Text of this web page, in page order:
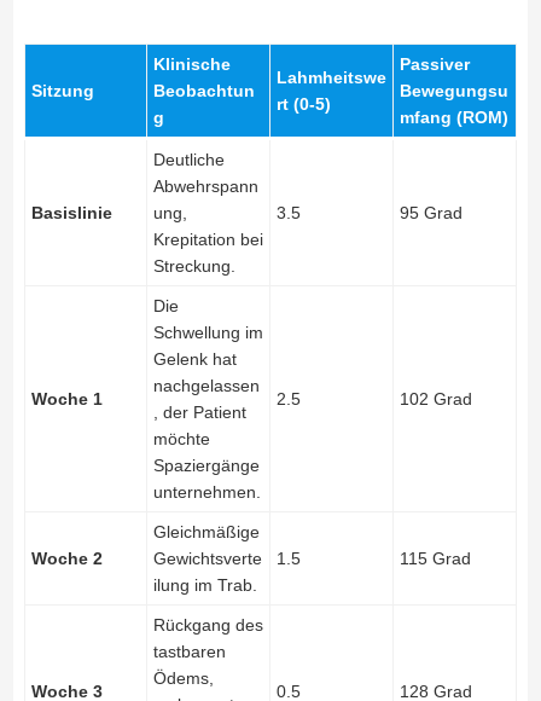
Sitzung
Klinische
Beobachtun
g
Lahmheitswe
rt (0-5)
Passiver
Bewegungsu
mfang (ROM)
Basislinie
Deutliche
Abwehrspann
ung,
Krepitation bei
Streckung.
3.5 95 Grad
Woche 1
Die
Schwellung im
Gelenk hat
nachgelassen
, der Patient
möchte
Spaziergänge
unternehmen.
2.5 102 Grad
Woche 2
Gleichmäßige
Gewichtsverte
ilung im Trab.
1.5 115 Grad
Woche 3
Rückgang des
tastbaren
Ödems,
0.5 128 Grad